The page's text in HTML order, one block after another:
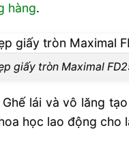
hàng.
giấy tròn Maximal
lái và vô lăng
học lao động cho